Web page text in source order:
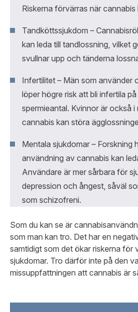
Riskerna förvärras när
Tandköttssjukdom –
kan leda till tandlossning, vilket
svullnar upp och tänderna
Infertilitet – Män som använder
löper högre risk att bli infertila
spermieantal. Kvinnor är också
cannabis kan störa
Mentala sjukdomar – Forskning
användning av cannabis kan
Användare är mer sårbara för
depression och ångest, såväl
som schizofreni.
Som du kan se är
som man kan tro. Det har en
samtidigt som det ökar riskerna för
sjukdomar. Tro därför inte på den
missuppfattningen att cannabis är